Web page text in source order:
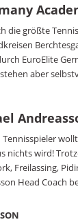
die größte
EuroElite
stehen aber
nichts wird!
Freilassing,
Head Coach